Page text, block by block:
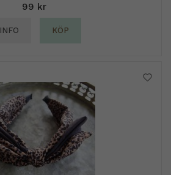
99 kr
INFO KÖP